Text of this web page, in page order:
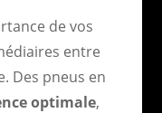
de vos
entre
Des pneus en
optimale,